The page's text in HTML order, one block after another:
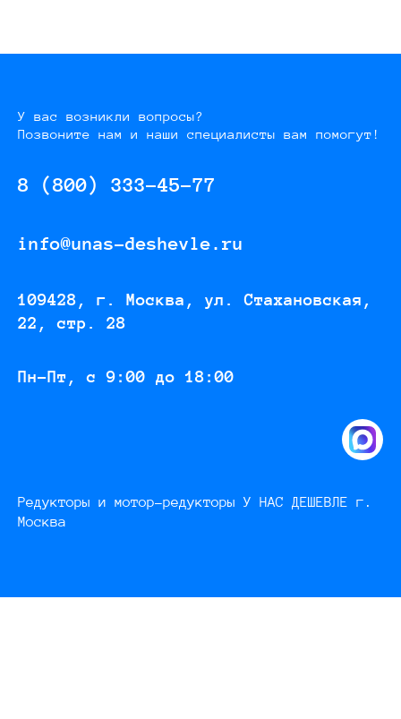
У вас возникли вопросы?
Позвоните нам и наши специалисты вам помогут!
8 (800) 333-45-77
info@unas-deshevle.ru
109428, г. Москва, ул. Стахановская,
22, стр. 28
Пн-Пт, с 9:00 до 18:00
Редукторы и мотор-редукторы У НАС ДЕШЕВЛЕ г.
Москва